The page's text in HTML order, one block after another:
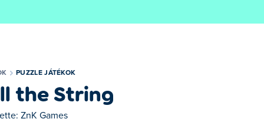
PUZZLE JÁTÉKOK
the String
ZnK Games